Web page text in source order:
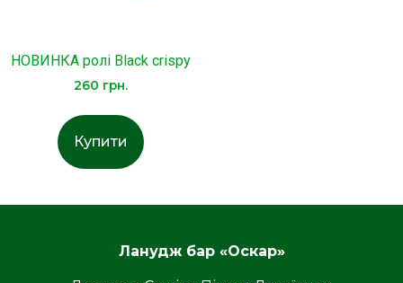
НОВИНКА ролі Black crispy
260 грн.
Купити
Ланудж бар «Оскар»